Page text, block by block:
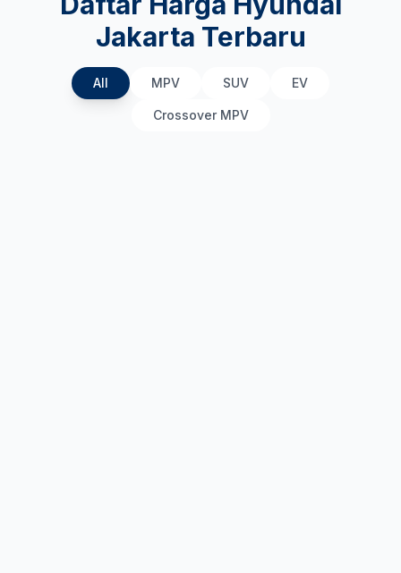
Jakarta Terbaru
All MPV SUV EV
Crossover MPV